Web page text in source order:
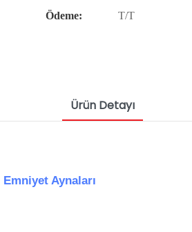
Ödeme: T/T
Ürün Detayı
Emniyet Aynaları